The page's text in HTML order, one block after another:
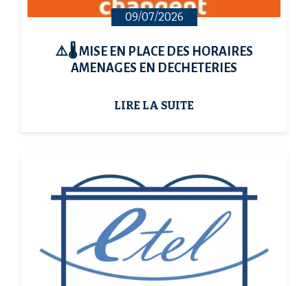
09/07/2026
⚠️🌡️ MISE EN PLACE DES HORAIRES
AMENAGES EN DECHETERIES
LIRE LA SUITE